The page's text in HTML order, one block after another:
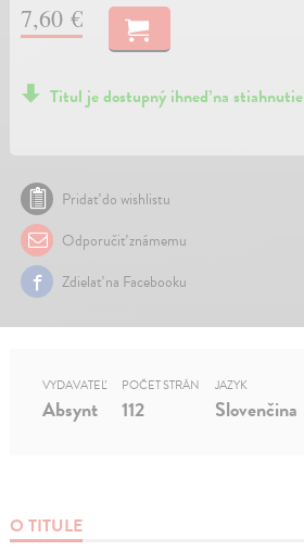
7,60 €
Titul je dostupný ihneď na stiahnutie
Pridať do wishlistu
Odporučiť známemu
Zdielať na Facebooku
O TITULE
VYDAVATEĽ
Absynt
POČET STRÁN
112
JAZYK
Slovenčina